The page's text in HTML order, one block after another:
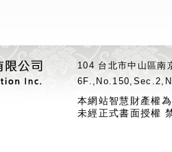
104 台北市中山區
本網站智慧財產權
未經正式書面授權